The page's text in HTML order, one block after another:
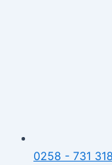
0258 - 731 318